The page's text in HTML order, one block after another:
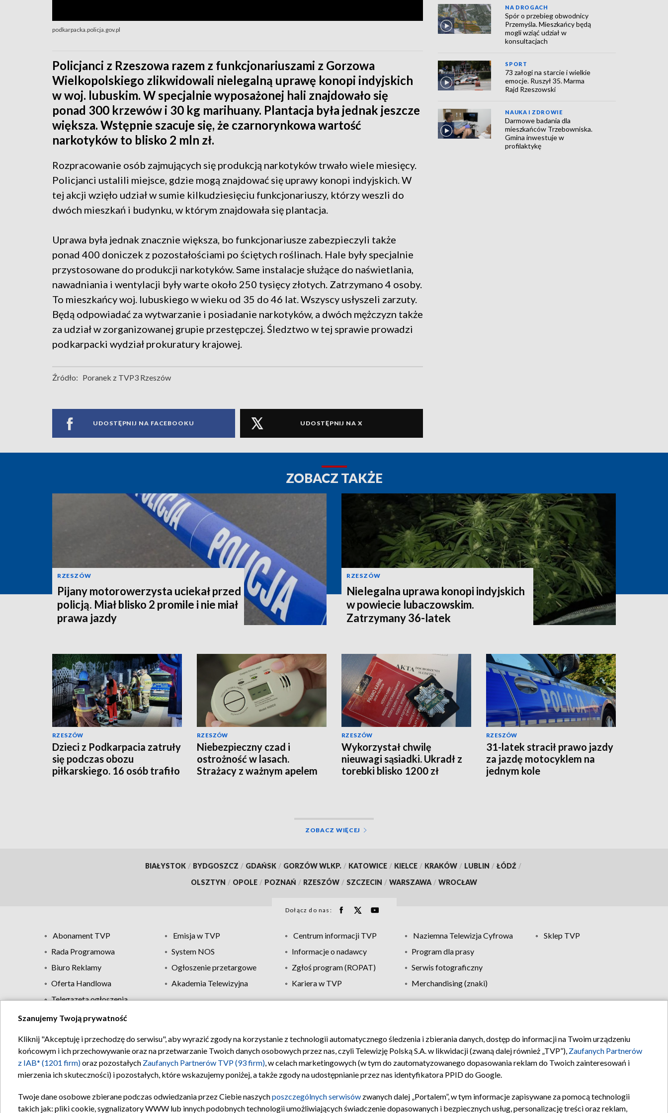
podkarpacka.policja.gov.pl
Policjanci z Rzeszowa razem z funkcjonariuszami z Gorzowa
Wielkopolskiego zlikwidowali nielegalną uprawę konopi indyjskich
w woj. lubuskim. W specjalnie wyposażonej hali znajdowało się
ponad 300 krzewów i 30 kg marihuany. Plantacja była jednak jeszcze
większa. Wstępnie szacuje się, że czarnorynkowa wartość
narkotyków to blisko 2 mln zł.
Rozpracowanie osób zajmujących się produkcją narkotyków trwało wiele miesięcy.
Policjanci ustalili miejsce, gdzie mogą znajdować się uprawy konopi indyjskich. W
tej akcji wzięło udział w sumie kilkudziesięciu funkcjonariuszy, którzy weszli do
dwóch mieszkań i budynku, w którym znajdowała się plantacja.
Uprawa była jednak znacznie większa, bo funkcjonariusze zabezpieczyli także
ponad 400 doniczek z pozostałościami po ściętych roślinach. Hale były specjalnie
przystosowane do produkcji narkotyków. Same instalacje służące do naświetlania,
nawadniania i wentylacji były warte około 250 tysięcy złotych. Zatrzymano 4 osoby.
To mieszkańcy woj. lubuskiego w wieku od 35 do 46 lat. Wszyscy usłyszeli zarzuty.
Będą odpowiadać za wytwarzanie i posiadanie narkotyków, a dwóch mężczyzn także
za udział w zorganizowanej grupie przestępczej. Śledztwo w tej sprawie prowadzi
podkarpacki wydział prokuratury krajowej.
Źródło: Poranek z TVP3 Rzeszów
UDOSTĘPNIJ NA FACEBOOKU UDOSTĘPNIJ NA X
NA DROGACH
Spór o przebieg obwodnicy
Przemyśla. Mieszkańcy będą
mogli wziąć udział w
konsultacjach
SPORT
73 załogi na starcie i wielkie
emocje. Ruszył 35. Marma
Rajd Rzeszowski
NAUKA I ZDROWIE
Darmowe badania dla
mieszkańców Trzebowniska.
Gmina inwestuje w
profilaktykę
ZOBACZ TAKŻE
RZESZÓW
Pijany motorowerzysta uciekał przed
policją. Miał blisko 2 promile i nie miał
prawa jazdy
RZESZÓW
Nielegalna uprawa konopi indyjskich
w powiecie lubaczowskim.
Zatrzymany 36-latek
RZESZÓW
Dzieci z Podkarpacia zatruły
się podczas obozu
piłkarskiego. 16 osób trafiło
RZESZÓW
Niebezpieczny czad i
ostrożność w lasach.
Strażacy z ważnym apelem
RZESZÓW
Wykorzystał chwilę
nieuwagi sąsiadki. Ukradł z
torebki blisko 1200 zł
RZESZÓW
31-latek stracił prawo jazdy
za jazdę motocyklem na
jednym kole
ZOBACZ WIĘCEJ
BIAŁYSTOK / BYDGOSZCZ / GDAŃSK / GORZÓW WLKP. / KATOWICE / KIELCE / KRAKÓW / LUBLIN / ŁÓDŹ /
OLSZTYN / OPOLE / POZNAŃ / RZESZÓW / SZCZECIN / WARSZAWA / WROCŁAW
Dołącz do nas:
Abonament TVP Emisja w TVP Centrum informacji TVP Naziemna Telewizja Cyfrowa
Sklep TVP
Rada Programowa
System NOS Informacje o nadawcy
Program dla prasy
Biuro Reklamy
Ogłoszenie przetargowe Zgłoś program (ROPAT)
Serwis fotograficzny
Oferta Handlowa
Akademia Telewizyjna Kariera w TVP
Merchandising (znaki)
Telegazeta ogłoszenia
Regulamin TVP Polityka prywatności Moje zgody Pomoc Biuro reklamy Kontakt
Szanujemy Twoją prywatność
Kliknij "Akceptuję i przechodzę do serwisu", aby wyrazić zgody na korzystanie z technologii automatycznego śledzenia i zbierania danych, dostęp do informacji na Twoim urządzeniu
końcowym i ich przechowywanie oraz na przetwarzanie Twoich danych osobowych przez nas, czyli Telewizję Polską S.A. w likwidacji (zwaną dalej również „TVP”), Zaufanych Partnerów
z IAB* (1201 firm)oraz pozostałych Zaufanych Partnerów TVP (93 firm), w celach marketingowych (w tym do zautomatyzowanego dopasowania reklam do Twoich zainteresowań i
mierzenia ich skuteczności) i pozostałych, które wskazujemy poniżej, a także zgody na udostępnianie przez nas identyfikatora PPID do Google.
Twoje dane osobowe zbierane podczas odwiedzania przez Ciebie naszychposzczególnych serwisów zwanych dalej „Portalem”, w tym informacje zapisywane za pomocą technologii
takich jak: pliki cookie, sygnalizatory WWW lub innych podobnych technologii umożliwiających świadczenie dopasowanych i bezpiecznych usług, personalizację treści oraz reklam,